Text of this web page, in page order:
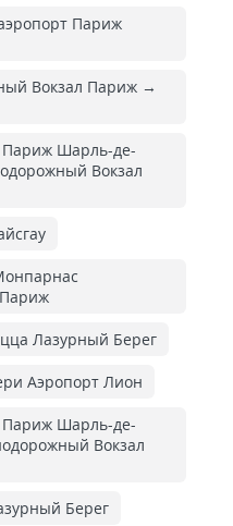
Париж
Вокзал Париж →
Шарль-де-
Вокзал
Лазурный Берег
Аэропорт Лион
Шарль-де-
Вокзал
Берег